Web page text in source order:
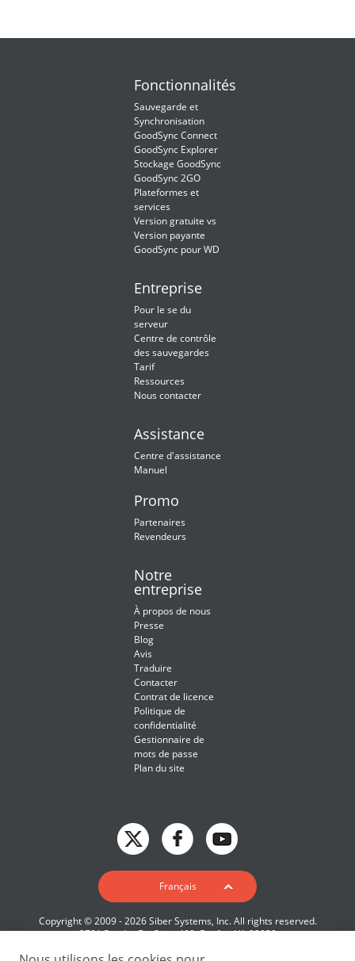
Fonctionnalités
Sauvegarde et
Synchronisation
GoodSync Connect
GoodSync Explorer
Stockage GoodSync
GoodSync 2GO
Plateformes et
services
Version gratuite vs
Version payante
GoodSync pour WD
Entreprise
Pour le se du
serveur
Centre de contrôle
des sauvegardes
Tarif
Ressources
Nous contacter
Assistance
Centre d'assistance
Manuel
Promo
Partenaires
Revendeurs
Notre
entreprise
À propos de nous
Presse
Blog
Avis
Traduire
Contacter
Contrat de licence
Politique de
confidentialité
Gestionnaire de
mots de passe
Plan du site
Français
English
Deutsch
Español-419
Copyright © 2009 - 2026 Siber Systems, Inc. All rights reserved.
3701 Pender Dr, Suite 400, Fairfax, VA 22030